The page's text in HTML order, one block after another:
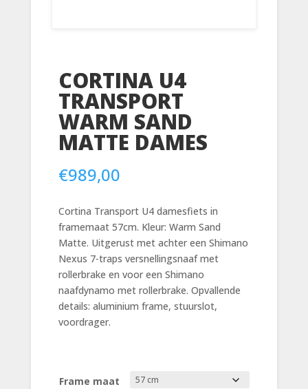
CORTINA U4
TRANSPORT
WARM SAND
MATTE DAMES
€989,00
Cortina Transport U4 damesfiets in
framemaat 57cm. Kleur: Warm Sand
Matte. Uitgerust met achter een Shimano
Nexus 7-traps versnellingsnaaf met
rollerbrake en voor een Shimano
naafdynamo met rollerbrake. Opvallende
details: aluminium frame, stuurslot,
voordrager.
Frame maat